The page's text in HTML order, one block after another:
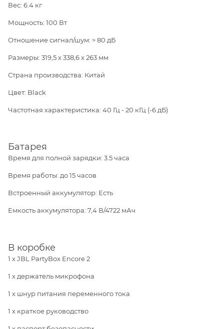
Вес: 6.4 кг
Мощность: 100 Вт
Отношение сигнал/шум: > 80 дБ
Размеры: 319,5 x 338,6 x 263 мм
Страна производства: Китай
Цвет: Black
Частотная характеристика: 40 Гц - 20 кГц (-6 дБ)
Батарея
Время для полной зарядки: 3.5 часа
Время работы: до 15 часов
Встроенный аккумулятор: Есть
Емкость аккумулятора: 7,4 В/4722 мАч
В коробке
1 х JBL PartyBox Encore 2
1 х держатель микрофона
1 х шнур питания переменного тока
1 х краткое руководство